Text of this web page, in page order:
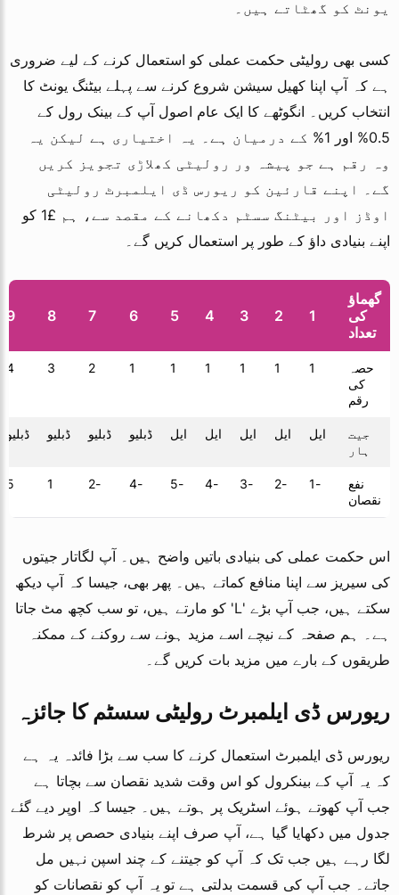
یونٹ کو گھٹاتے ہیں۔
کسی بھی رولیٹی حکمت عملی کو استعمال کرنے کے لیے ضروری
ہے کہ آپ اپنا کھیل سیشن شروع کرنے سے پہلے بیٹنگ یونٹ کا
انتخاب کریں۔ انگوٹھے کا ایک عام اصول آپ کے بینک رول کے
0.5% اور 1% کے درمیان ہے۔ یہ اختیاری ہے لیکن یہ
وہ رقم ہے جو پیشہ ور رولیٹی کھلاڑی تجویز کریں
گے۔ اپنے قارئین کو ریورس ڈی ایلمبرٹ رولیٹی
اوڈز اور بیٹنگ سسٹم دکھانے کے مقصد سے، ہم £1 کو
اپنے بنیادی داؤ کے طور پر استعمال کریں گے۔
گھماؤ
کی
تعداد
1
2
3
4
5
6
7
8
9
حصہ
کی
رقم
1
1
1
1
1
1
2
3
4
جیت
ہار
ایل ایل ایل ایل ایل ڈبلیو ڈبلیو ڈبلیو ڈبلیو
نفع
نقصان
-1
-2
-3
-4
-5
-4
-2
1
5
اس حکمت عملی کی بنیادی باتیں واضح ہیں۔ آپ لگاتار جیتوں
کی سیریز سے اپنا منافع کماتے ہیں۔ پھر بھی، جیسا کہ آپ دیکھ
سکتے ہیں، جب آپ بڑے 'L' کو مارتے ہیں، تو سب کچھ مٹ جاتا
ہے۔ ہم صفحہ کے نیچے اسے مزید ہونے سے روکنے کے ممکنہ
طریقوں کے بارے میں مزید بات کریں گے۔
ریورس ڈی ایلمبرٹ رولیٹی سسٹم کا جائزہ
ریورس ڈی ایلمبرٹ استعمال کرنے کا سب سے بڑا فائدہ یہ ہے
کہ یہ آپ کے بینکرول کو اس وقت شدید نقصان سے بچاتا ہے
جب آپ کھوتے ہوئے اسٹریک پر ہوتے ہیں۔ جیسا کہ اوپر دیے گئے
جدول میں دکھایا گیا ہے، آپ صرف اپنے بنیادی حصص پر شرط
لگا رہے ہیں جب تک کہ آپ کو جیتنے کے چند اسپن نہیں مل
جاتے۔ جب آپ کی قسمت بدلتی ہے تو یہ آپ کو نقصانات کو